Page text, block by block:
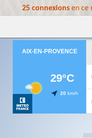
25 connexionsen ce